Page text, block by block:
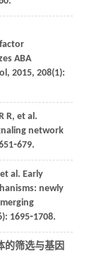
ABA
, 2015, 208(1):
R, et al.
network
et al. Early
newly
1695⁃1708.
的筛选与基因